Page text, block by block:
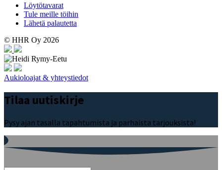
Löytötavarat
Tule meille töihin
Lähetä palautetta
© HHR Oy 2026
Aukioloajat & yhteystiedot
Tilaa uutiskirje
Pysy ajan tasalla tapahtumista ja parhaista tarjouksista!